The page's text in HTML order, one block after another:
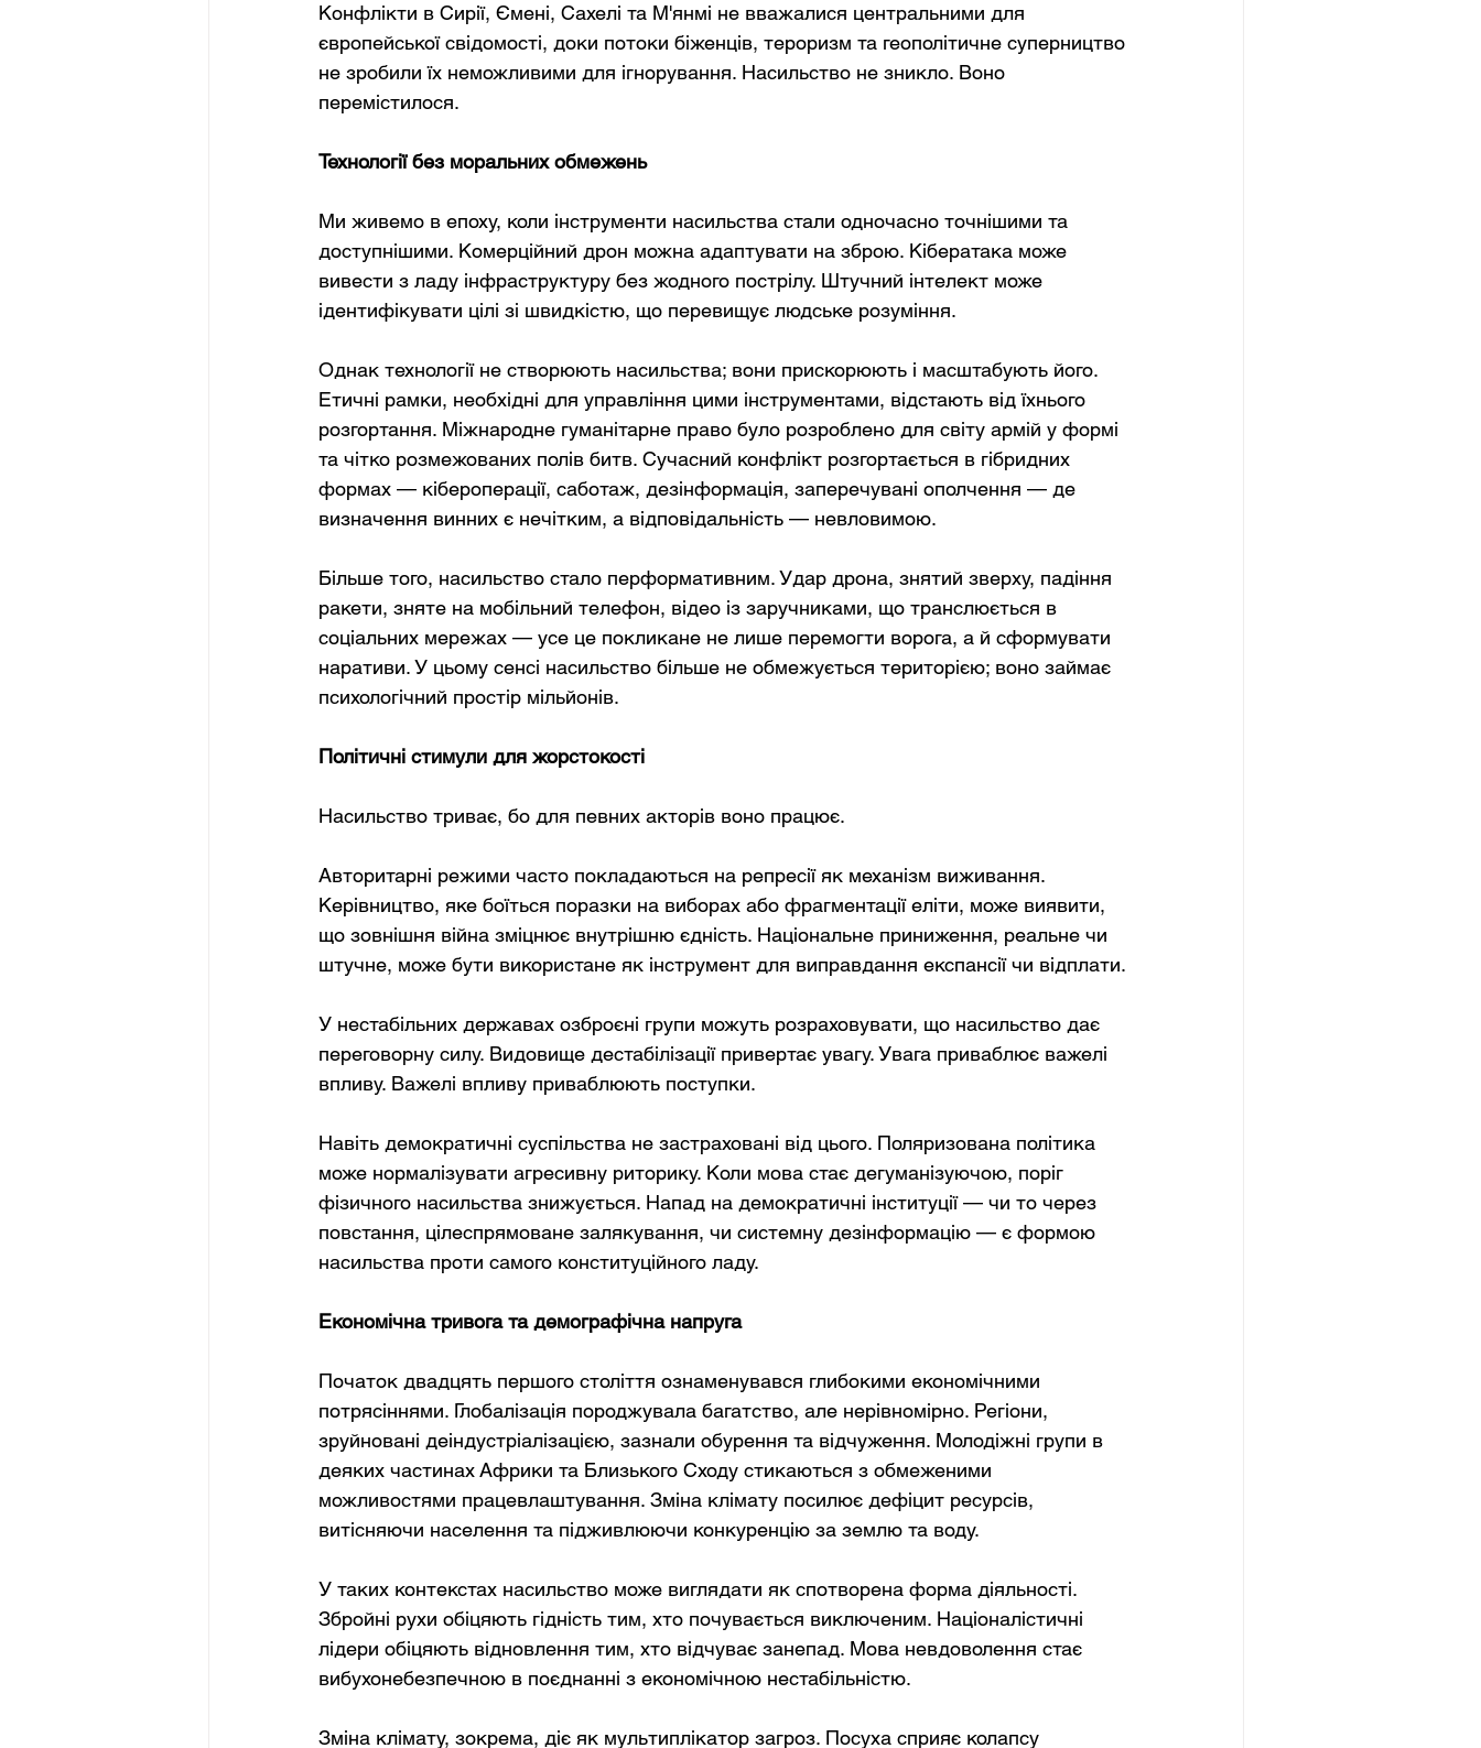
Конфлікти в Сирії, Ємені, Сахелі та М'янмі не вважалися центральними для
європейської свідомості, доки потоки біженців, тероризм та геополітичне суперництво
не зробили їх неможливими для ігнорування. Насильство не зникло. Воно
перемістилося.
Технології без моральних обмежень
Ми живемо в епоху, коли інструменти насильства стали одночасно точнішими та
доступнішими. Комерційний дрон можна адаптувати на зброю. Кібератака може
вивести з ладу інфраструктуру без жодного пострілу. Штучний інтелект може
ідентифікувати цілі зі швидкістю, що перевищує людське розуміння.
Однак технології не створюють насильства; вони прискорюють і масштабують його.
Етичні рамки, необхідні для управління цими інструментами, відстають від їхнього
розгортання. Міжнародне гуманітарне право було розроблено для світу армій у формі
та чітко розмежованих полів битв. Сучасний конфлікт розгортається в гібридних
формах — кібероперації, саботаж, дезінформація, заперечувані ополчення — де
визначення винних є нечітким, а відповідальність — невловимою.
Більше того, насильство стало перформативним. Удар дрона, знятий зверху, падіння
ракети, зняте на мобільний телефон, відео із заручниками, що транслюється в
соціальних мережах — усе це покликане не лише перемогти ворога, а й сформувати
наративи. У цьому сенсі насильство більше не обмежується територією; воно займає
психологічний простір мільйонів.
Політичні стимули для жорстокості
Насильство триває, бо для певних акторів воно працює.
Авторитарні режими часто покладаються на репресії як механізм виживання.
Керівництво, яке боїться поразки на виборах або фрагментації еліти, може виявити,
що зовнішня війна зміцнює внутрішню єдність. Національне приниження, реальне чи
штучне, може бути використане як інструмент для виправдання експансії чи відплати.
У нестабільних державах озброєні групи можуть розраховувати, що насильство дає
переговорну силу. Видовище дестабілізації привертає увагу. Увага приваблює важелі
впливу. Важелі впливу приваблюють поступки.
Навіть демократичні суспільства не застраховані від цього. Поляризована політика
може нормалізувати агресивну риторику. Коли мова стає дегуманізуючою, поріг
фізичного насильства знижується. Напад на демократичні інституції — чи то через
повстання, цілеспрямоване залякування, чи системну дезінформацію — є формою
насильства проти самого конституційного ладу.
Економічна тривога та демографічна напруга
Початок двадцять першого століття ознаменувався глибокими економічними
потрясіннями. Глобалізація породжувала багатство, але нерівномірно. Регіони,
зруйновані деіндустріалізацією, зазнали обурення та відчуження. Молодіжні групи в
деяких частинах Африки та Близького Сходу стикаються з обмеженими
можливостями працевлаштування. Зміна клімату посилює дефіцит ресурсів,
витісняючи населення та підживлюючи конкуренцію за землю та воду.
У таких контекстах насильство може виглядати як спотворена форма діяльності.
Збройні рухи обіцяють гідність тим, хто почувається виключеним. Націоналістичні
лідери обіцяють відновлення тим, хто відчуває занепад. Мова невдоволення стає
вибухонебезпечною в поєднанні з економічною нестабільністю.
Зміна клімату, зокрема, діє як мультиплікатор загроз. Посуха сприяє колапсу